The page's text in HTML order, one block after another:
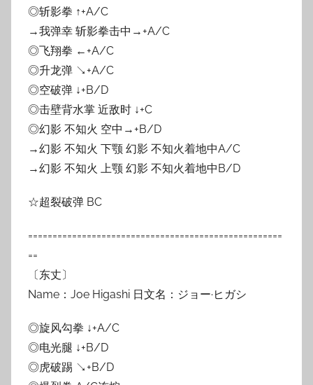
◎斩影拳 ↑+A/C
→我弹幸 斩影拳击中→+A/C
◎飞翔拳 ←+A/C
◎升龙弹 ↘+A/C
◎空破弹 ↓+B/D
◎击壁背水掌 近敌时 ↓+C
◎幻影 不知火 空中→+B/D
→幻影 不知火 下颚 幻影 不知火着地中A/C
→幻影 不知火 上颚 幻影 不知火着地中B/D
☆超裂破弹 BC
====================================================
==
〔东丈〕
Name：Joe Higashi 日文名：ジョー·ヒガシ
◎旋风勾拳 ↓+A/C
◎电光腿 ↓+B/D
◎虎破踢 ↘+B/D